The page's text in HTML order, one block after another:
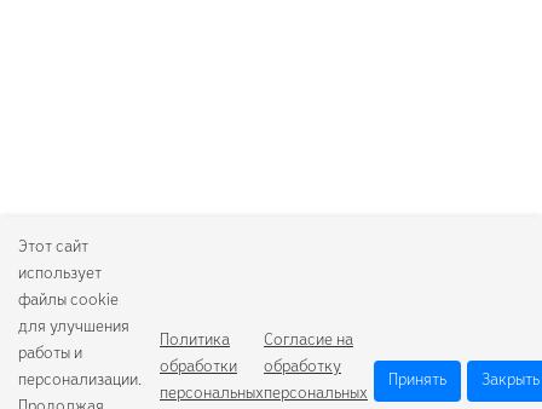
Этот сайт
использует
файлы cookie
для улучшения
работы и
персонализации.
Политика
обработки
персональных
Согласие на
обработку
персональных
Принять Закрыть